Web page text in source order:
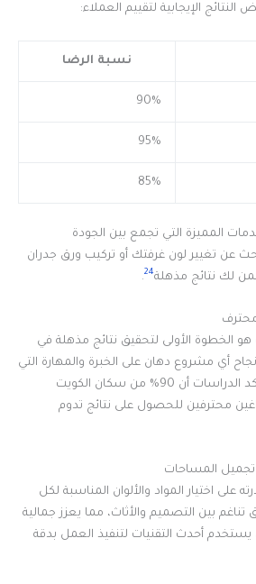
الإيجابية لتقييم العملاء:
نسبة الرضا
90%
95%
85%
المميزة التي تجمع بين الجودة
عن تغيير لون غرفتك أو تركيب ورق جدران
لك نتائج مذهلة24
.
الخطوة الأولى لتحقيق نتائج مذهلة في
أي مشروع دهان على الخبرة والمهارة التي
يمتلكها الفريق المنفذ. تؤكد الدراسات أن 90% من سكان الكويت
محترفين للحصول على نتائج تدوم
تجميل المساحات
على اختيار المواد والألوان المناسبة لكل
بين التصميم والأثاث، مما يعزز جمالية
يستخدم أحدث التقنيات لتنفيذ العمل بدقة